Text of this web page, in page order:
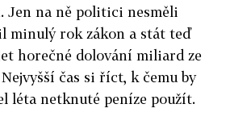
Jen na ně politici nesměli
minulý rok zákon a stát teď
horečné dolování miliard ze
čas si říct, k čemu by
léta netknuté peníze použít.